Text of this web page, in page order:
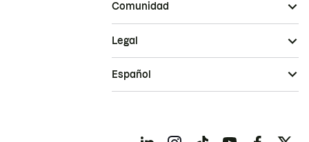
Comunidad
Legal
Español